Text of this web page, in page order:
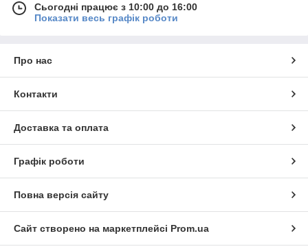
Сьогодні працює з 10:00 до 16:00
Показати весь графік роботи
Про нас
Контакти
Доставка та оплата
Графік роботи
Повна версія сайту
Сайт створено на маркетплейсі Prom.ua